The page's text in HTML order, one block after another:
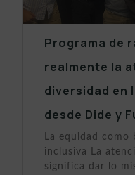
Programa de
realmente la
diversidad en
desde Dide y
La equidad como
inclusiva La
significa dar lo